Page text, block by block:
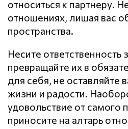
относиться к партнеру.
отношениях, лишая вас
пространства.
Несите ответственность
превращайте их в
для себя, не оставляйте
жизни и радости.
удовольствие от самого
приносите на алтарь